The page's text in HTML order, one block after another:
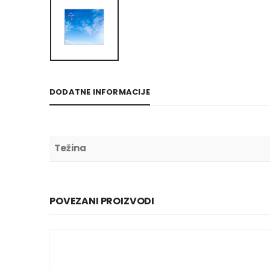
DODATNE INFORMACIJE
Težina
POVEZANI PROIZVODI